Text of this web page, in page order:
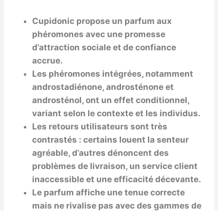
Cupidonic propose un parfum aux
phéromones avec une promesse
d’attraction sociale et de confiance
accrue.
Les phéromones intégrées, notamment
androstadiénone, androsténone et
androsténol, ont un effet conditionnel,
variant selon le contexte et les individus.
Les retours utilisateurs sont très
contrastés : certains louent la senteur
agréable, d’autres dénoncent des
problèmes de livraison, un service client
inaccessible et une efficacité décevante.
Le parfum affiche une tenue correcte
mais ne rivalise pas avec des gammes de